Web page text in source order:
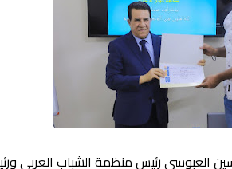
العبوسي رئيس منظمة الشباب العربي